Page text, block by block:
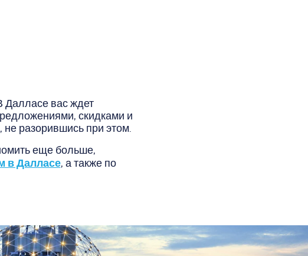
Далласе вас ждет
скидками и
не разорившись при этом.
еще больше,
в Далласе, а также по